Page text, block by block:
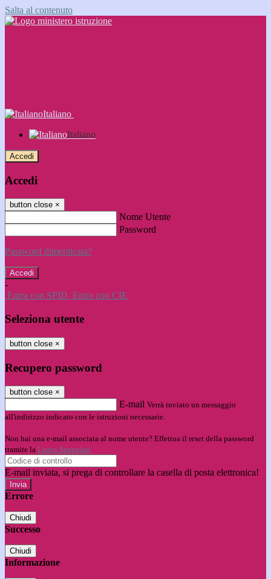
Salta al contenuto
Italiano
Italiano
Accedi
Accedi
button close ×
Nome Utente
Password
Password dimenticata?
-
Entra con SPID Entra con CIE
Seleziona utente
button close ×
Recupero password
button close ×
E-mail Verrà inviato un messaggio
all'indirizzo indicato con le istruzioni necessarie.
Non hai una e-mail associata al nome utente? Effettua il reset della password
tramite la Login Spaggiari
E-mail inviata, si prega di controllare la casella di posta elettronica!
Errore
Chiudi
Successo
Chiudi
Informazione